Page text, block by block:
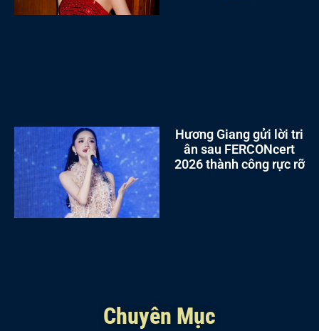
Hương Giang gửi lời tri
ân sau FERCONcert
2026 thành công rực rỡ
Chuyên Mục